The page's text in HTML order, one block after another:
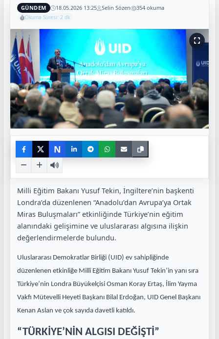
GÜNDEM 18.05.2026 13:25 Selin Sözen 354 okuma
Okuma Süresi: 2 dk
N
Milli Eğitim Bakanı Yusuf Tekin, İngiltere’nin başkenti
Londra’da düzenlenen “Anadolu’dan Avrupa’ya Ortak
Miras Buluşmaları” etkinliğinde Türkiye’nin eğitim
alanındaki gelişimine ve uluslararası algısına ilişkin
değerlendirmelerde bulundu.
Uluslararası Demokratlar Birliği (UID) ev sahipliğinde
düzenlenen etkinliğe Millî Eğitim Bakanı Yusuf Tekin’in yanı sıra
Türkiye’nin Londra Büyükelçisi Osman Koray Ertaş, İlim Yayma
Vakfı Mütevelli Heyeti Başkanı Bilal Erdoğan, UID Genel Başkanı
Kenan Aslan ve çok sayıda davetli katıldı.
“TÜRKİYE’NİN ALGISI DEĞİŞTİ”